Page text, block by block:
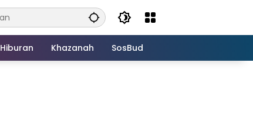
Hiburan Khazanah SosBud